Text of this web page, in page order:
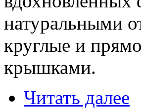
натуральными
круглые и
крышками.
Читать далее